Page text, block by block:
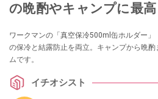
の晩酌やキャンプに最高
ワークマンの「真空保冷500ml缶ホルダー
の保冷と結露防止を両立。キャンプから晩
ムです。
イチオシスト